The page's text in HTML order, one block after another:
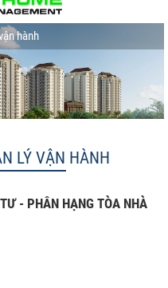
hành
LÝ VẬN HÀNH
- PHÂN HẠNG TÒA NHÀ